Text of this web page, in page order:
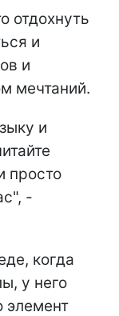
отдохнуть
и
и
мечтаний.
и
просто
-
когда
у него
элемент